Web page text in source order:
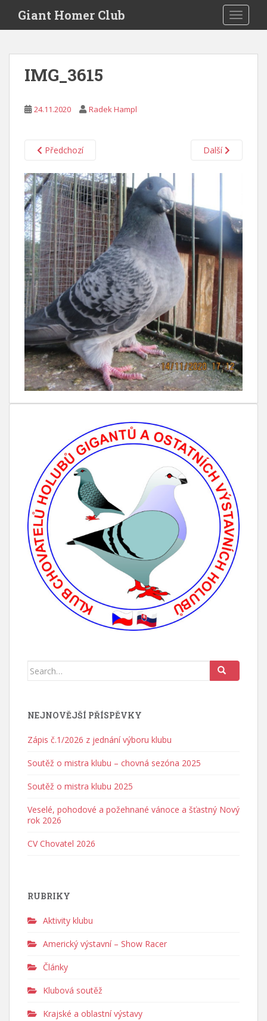
i
Giant Homer Club
IMG_3615
24.11.2020 Radek Hampl
Předchozí Další
Search for:
NEJNOVĚJŠÍ PŘÍSPĚVKY
Zápis č.1/2026 z jednání výboru klubu
Soutěž o mistra klubu – chovná sezóna 2025
Soutěž o mistra klubu 2025
Veselé, pohodové a požehnané vánoce a šťastný Nový
rok 2026
CV Chovatel 2026
RUBRIKY
Aktivity klubu
Americký výstavní – Show Racer
Články
Klubová soutěž
Krajské a oblastní výstavy